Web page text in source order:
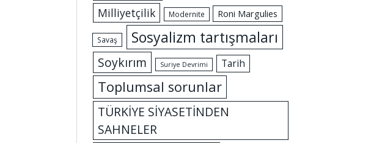
Milliyetçilik Modernite Roni Margulies
Savaş Sosyalizm tartışmaları
Soykırım Suriye Devrimi Tarih
Toplumsal sorunlar
TÜRKİYE SİYASETİNDEN
SAHNELER